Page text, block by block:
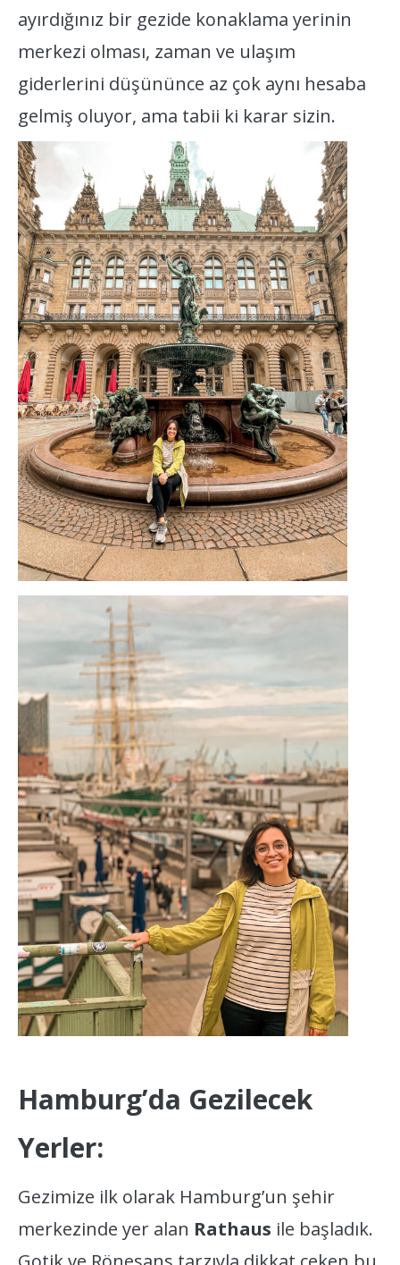
ayırdığınız bir gezide konaklama yerinin
merkezi olması, zaman ve ulaşım
giderlerini düşününce az çok aynı hesaba
gelmiş oluyor, ama tabii ki karar sizin.
Hamburg’da Gezilecek
Yerler:
Gezimize ilk olarak Hamburg’un şehir
merkezinde yer alan Rathaus ile başladık.